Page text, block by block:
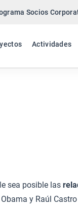
Socios
Actividades
sea posible las
y Raúl